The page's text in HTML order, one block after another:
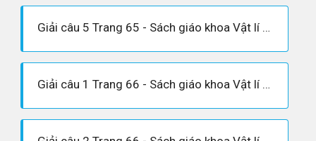
Giải câu 5 Trang 65 - Sách giáo khoa Vật lí 12
Giải câu 1 Trang 66 - Sách giáo khoa Vật lí 12